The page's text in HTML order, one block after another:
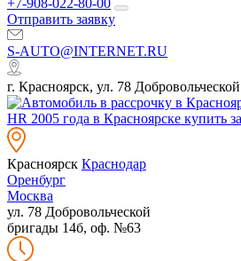
+7-908-022-80-00
Отправить заявку
S-AUTO@INTERNET.RU
г. Красноярск, ул. 78
Красноярск Краснодар
Оренбург
Москва
ул. 78 Добровольческой
бригады 14б, оф. №63